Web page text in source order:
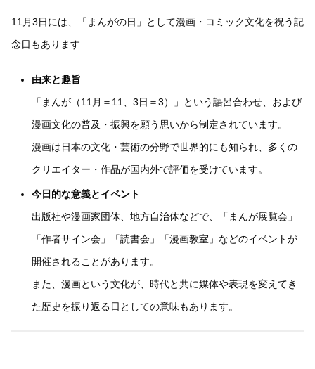
11月3日には、「まんがの日」として漫画・コミック文化を祝う記
念日もあります
由来と趣旨
「まんが（11月＝11、3日＝3）」という語呂合わせ、および
漫画文化の普及・振興を願う思いから制定されています。
漫画は日本の文化・芸術の分野で世界的にも知られ、多くの
クリエイター・作品が国内外で評価を受けています。
今日的な意義とイベント
出版社や漫画家団体、地方自治体などで、「まんが展覧会」
「作者サイン会」「読書会」「漫画教室」などのイベントが
開催されることがあります。
また、漫画という文化が、時代と共に媒体や表現を変えてき
た歴史を振り返る日としての意味もあります。